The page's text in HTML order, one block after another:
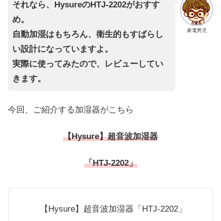
家電男児
それなら、HysureのHTJ-2202がおすす
め。
自動加湿はもちろん、衛生的もすばらし
い設計になっていますよ。
実際に使ってみたので、レビューしてい
きます。
今回、ご紹介する加湿器がこちら
【Hysure】超音波加湿器
「HTJ-2202」
【Hysure】超音波加湿器「HTJ-2202」